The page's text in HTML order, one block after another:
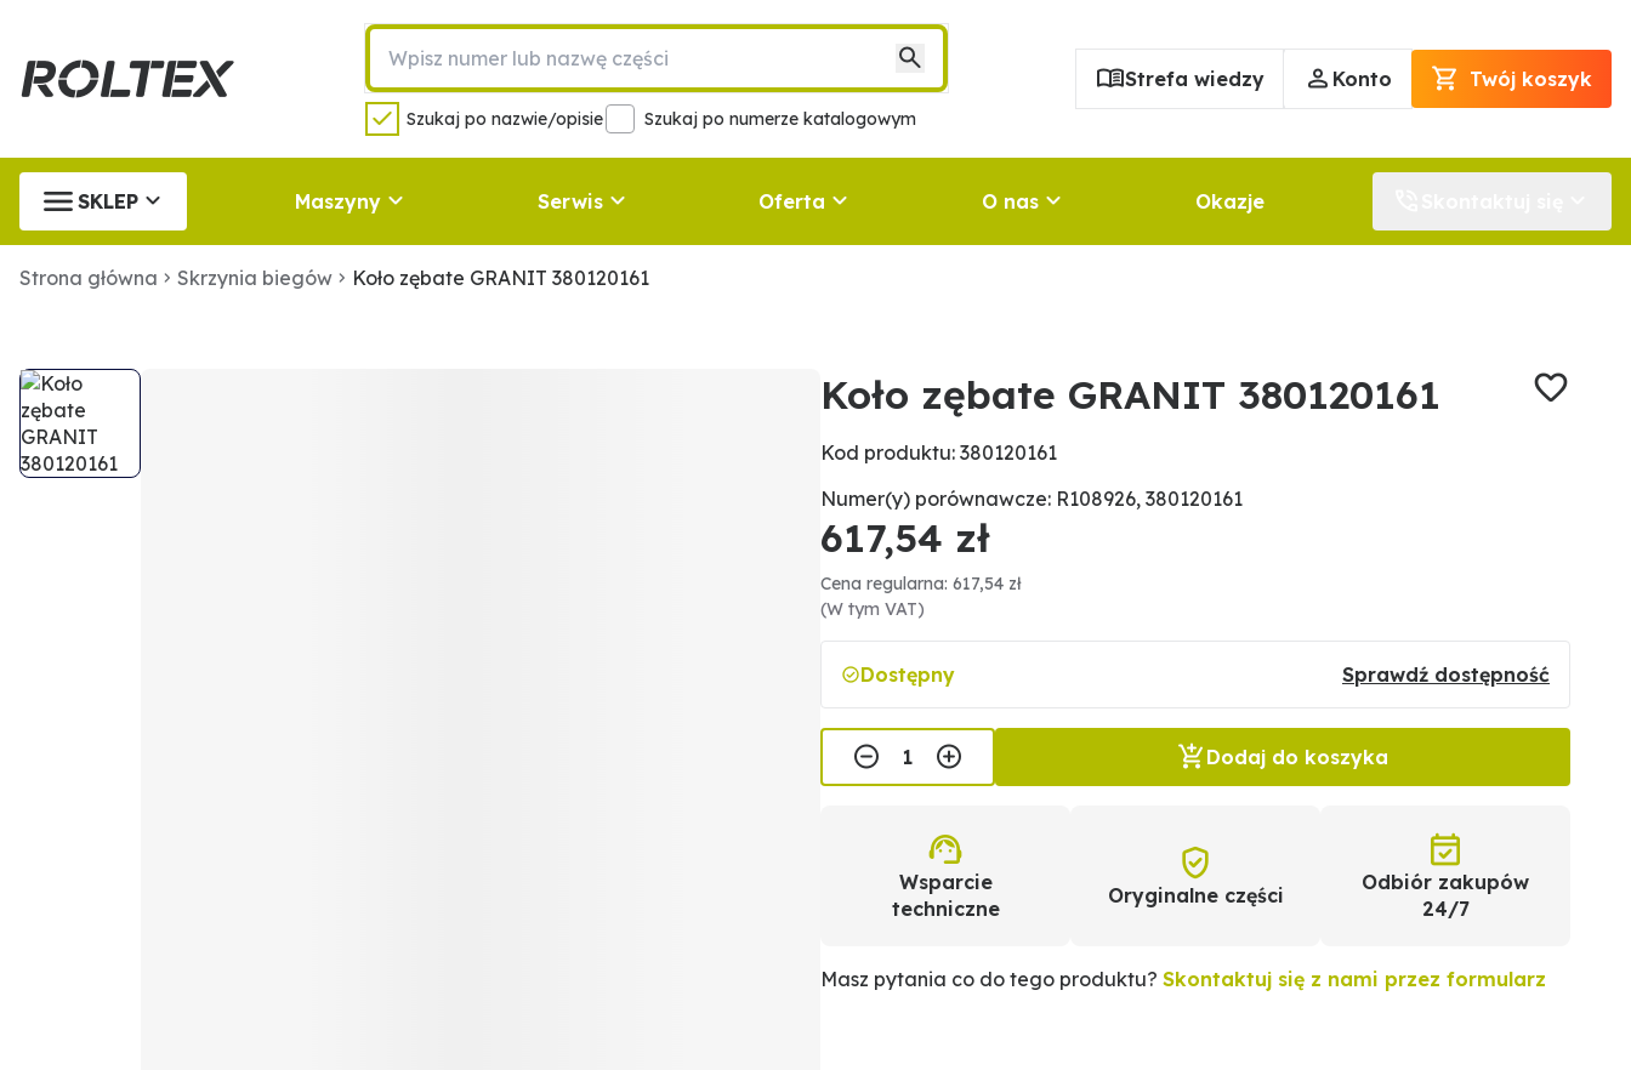
Szukaj po nazwie/opisie Szukaj po numerze katalogowym
Strefa wiedzy Konto Twój koszyk
SKLEP Maszyny Serwis Oferta O nas Okazje
Strona główna Skrzynia biegów Koło zębate GRANIT 380120161
Koło zębate GRANIT 380120161
Kod produktu: 380120161
Numer(y) porównawcze: R108926, 380120161
617,54 zł
Cena regularna: 617,54 zł
(W tym VAT)
Dostępny Sprawdź dostępność
Dodaj do koszyka
Wsparcie
techniczne
Oryginalne części
Odbiór zakupów
24/7
Masz pytania co do tego produktu? Skontaktuj się z nami przez formularz